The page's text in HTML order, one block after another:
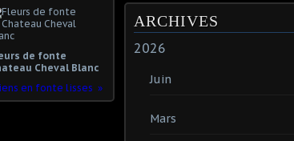
de fonte
Cheval Blanc
en fonte lisses
ARCHIVES
2026
Juin
Mars